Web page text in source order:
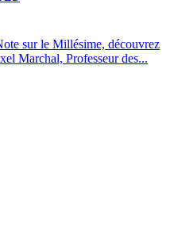
sur le Millésime, découvrez
Marchal, Professeur des...